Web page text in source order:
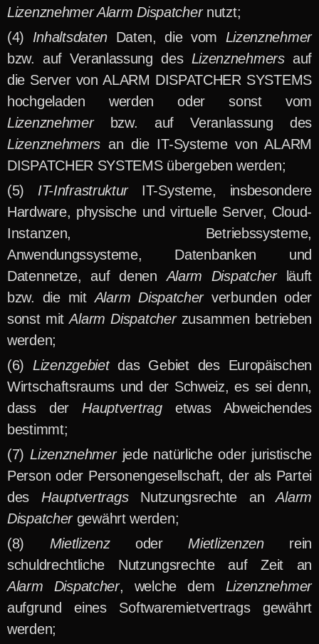
Lizenznehmer Alarm Dispatchernutzt;
Inhaltsdaten Daten, die vom Lizenznehmer
bzw. auf Veranlassung des Lizenznehmersauf
die Server von ALARM DISPATCHER SYSTEMS
hochgeladen werden oder sonst vom
Lizenznehmerbzw. auf Veranlassung des
Lizenznehmers an die IT-Systeme von ALARM
DISPATCHER SYSTEMS übergeben werden;
IT-InfrastrukturIT-Systeme, insbesondere
Hardware, physische und virtuelle Server, Cloud-
Instanzen, Betriebssysteme,
Anwendungssysteme, Datenbanken und
Datennetze, auf denenAlarm Dispatcherläuft
bzw. die mitAlarm Dispatcherverbunden oder
sonst mitAlarm Dispatcherzusammen betrieben
werden;
Lizenzgebietdas Gebiet des Europäischen
Wirtschaftsraums und der Schweiz, es sei denn,
dass der Hauptvertragetwas Abweichendes
bestimmt;
Lizenznehmer jede natürliche oder juristische
Person oder Personengesellschaft, der als Partei
des HauptvertragsNutzungsrechte an Alarm
Dispatcher gewährt werden;
Mietlizenzoder Mietlizenzenrein
schuldrechtliche Nutzungsrechte auf Zeit an
Alarm Dispatcher, welche dem Lizenznehmer
aufgrund eines Softwaremietvertrags gewährt
werden;